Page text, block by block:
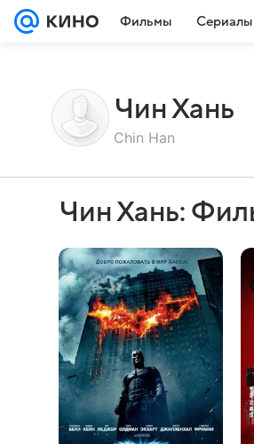
Фильмы Сериалы
Чин Хань
Chin Han
Чин Хань: